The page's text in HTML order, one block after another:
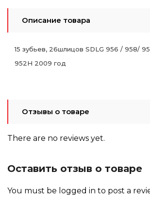
Описание товара
15 зубьев, 26шлицов SDLG 956 / 958/
952H 2009 год
Отзывы о товаре
There are no reviews yet.
Оставить отзыв о товаре
You must be logged in to post a